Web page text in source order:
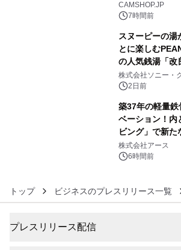
CAMSHOP.JP
7時間前
スヌーピーの湯
とに楽しむ
の人気銭湯「改
ラボレーショ
ボグッズも発売
株式会社ソニー・
2日前
築37年の軽量鉄
ベーション！内
ビング」で新た
事例を株式会社
株式会社アース
6時間前
トップ ビジネスのプレスリリース一覧
プレスリリース配信